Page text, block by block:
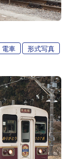
電車 形式写真